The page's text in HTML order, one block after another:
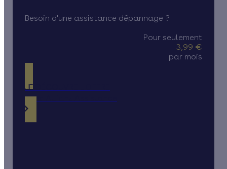
Besoin d'une assistance dépannage ?
Pour seulement
3,99 €
par mois
JE DÉCOUVRE L'OFFRE
Avec Allianz Assistance